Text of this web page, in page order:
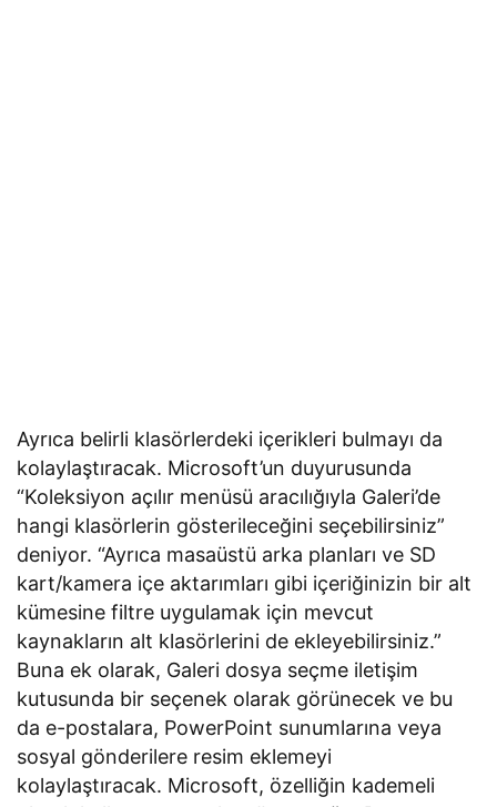
Ayrıca belirli klasörlerdeki içerikleri bulmayı da
kolaylaştıracak. Microsoft’un duyurusunda
“Koleksiyon açılır menüsü aracılığıyla Galeri’de
hangi klasörlerin gösterileceğini seçebilirsiniz”
deniyor. “Ayrıca masaüstü arka planları ve SD
kart/kamera içe aktarımları gibi içeriğinizin bir alt
kümesine filtre uygulamak için mevcut
kaynakların alt klasörlerini de ekleyebilirsiniz.”
Buna ek olarak, Galeri dosya seçme iletişim
kutusunda bir seçenek olarak görünecek ve bu
da e-postalara, PowerPoint sunumlarına veya
sosyal gönderilere resim eklemeyi
kolaylaştıracak. Microsoft, özelliğin kademeli